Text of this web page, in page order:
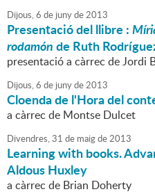
Dijous,6 de junyde2013
Presentació del llibre :
rodamónde Ruth
presentació a càrrec de Jordi
Dijous,6 de junyde2013
Cloenda de l'Hora del
a càrrec de Montse Dulcet
Divendres,31 de maigde2013
Learning with books.
Aldous Huxley
a càrrec de Brian Doherty